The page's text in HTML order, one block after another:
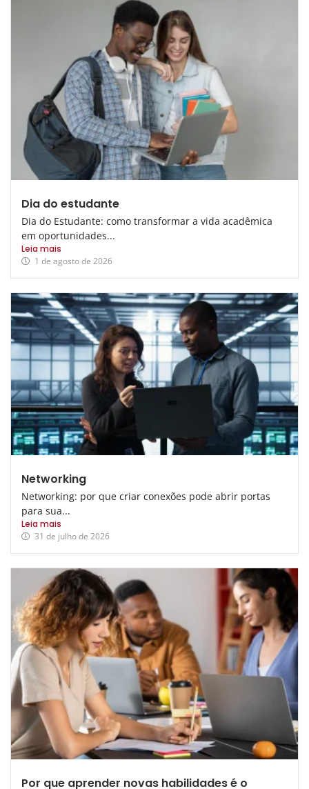
Dia do estudante
Dia do Estudante: como transformar a vida acadêmica
em oportunidades...
Leia mais
1 de agosto de 2026
Networking
Networking: por que criar conexões pode abrir portas
para sua...
Leia mais
31 de julho de 2026
Por que aprender novas habilidades é o